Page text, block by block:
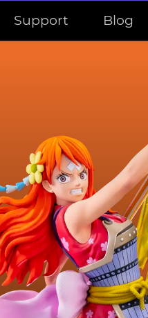
Support Blog